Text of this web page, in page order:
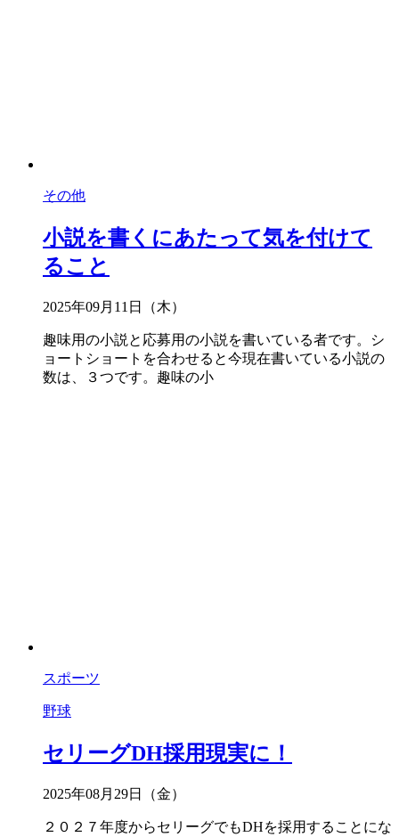
その他
小説を書くにあたって気を付けて
ること
2025年09月11日（木）
趣味用の小説と応募用の小説を書いている者です。シ
ョートショートを合わせると今現在書いている小説の
数は、３つです。趣味の小
スポーツ
野球
セリーグDH採用現実に！
2025年08月29日（金）
２０２７年度からセリーグでもDHを採用することにな